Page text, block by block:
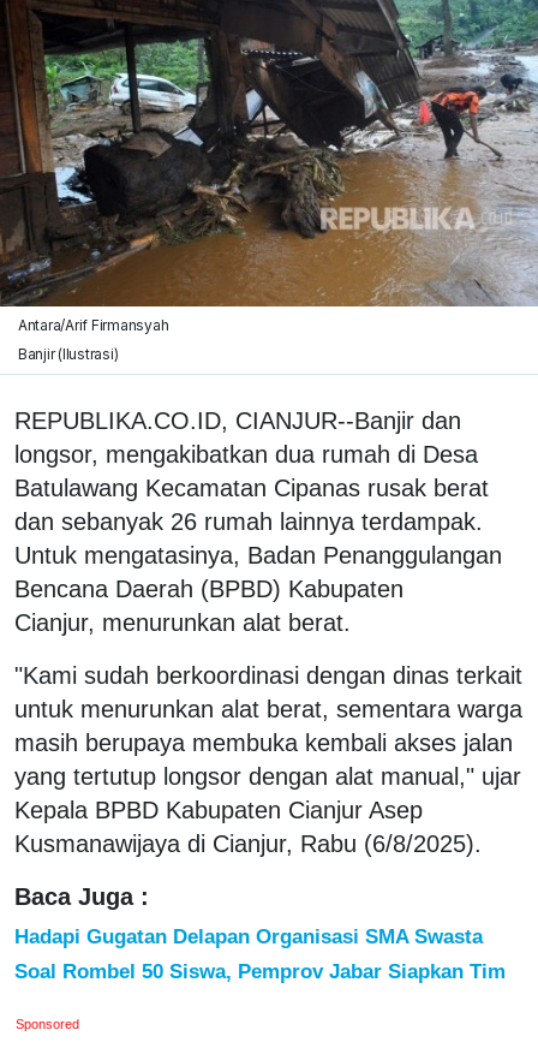
Antara/Arif Firmansyah
Banjir (Ilustrasi)
REPUBLIKA.CO.ID, CIANJUR--Banjir dan
longsor, mengakibatkan dua rumah di Desa
Batulawang Kecamatan Cipanas rusak berat
dan sebanyak 26 rumah lainnya terdampak.
Untuk mengatasinya, Badan Penanggulangan
Bencana Daerah (BPBD) Kabupaten
Cianjur, menurunkan alat berat.
"Kami sudah berkoordinasi dengan dinas terkait
untuk menurunkan alat berat, sementara warga
masih berupaya membuka kembali akses jalan
yang tertutup longsor dengan alat manual," ujar
Kepala BPBD Kabupaten Cianjur Asep
Kusmanawijaya di Cianjur, Rabu (6/8/2025).
Baca Juga :
Hadapi Gugatan Delapan Organisasi SMA Swasta
Soal Rombel 50 Siswa, Pemprov Jabar Siapkan Tim
Sponsored